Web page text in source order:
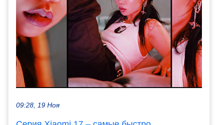
09:28, 19 Ноя